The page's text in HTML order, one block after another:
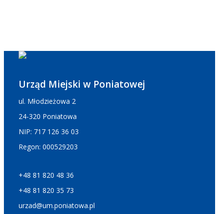
Urząd Miejski w Poniatowej
ul. Młodzieżowa 2
24-320 Poniatowa
NIP: 717 126 36 03
Regon: 000529203
+48 81 820 48 36
+48 81 820 35 73
urzad@um.poniatowa.pl